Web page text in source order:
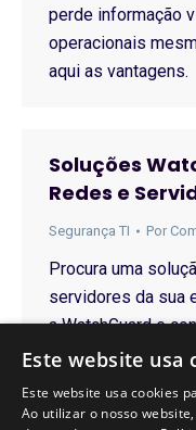
perde informação
operacionais
aqui as vantagens.
Soluções
Redes e
Segurança TI Por
Procura uma
servidores da sua
a WatchGuard e
Este website usa
Este website usa cookies
Ao utilizar o nosso